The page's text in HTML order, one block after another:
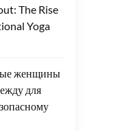
The Rise
Yoga
женщины
для